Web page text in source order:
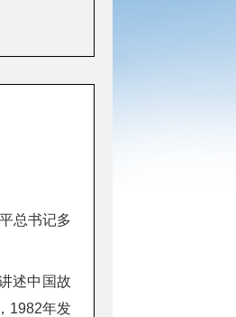
总书记多
述中国故
1982年发